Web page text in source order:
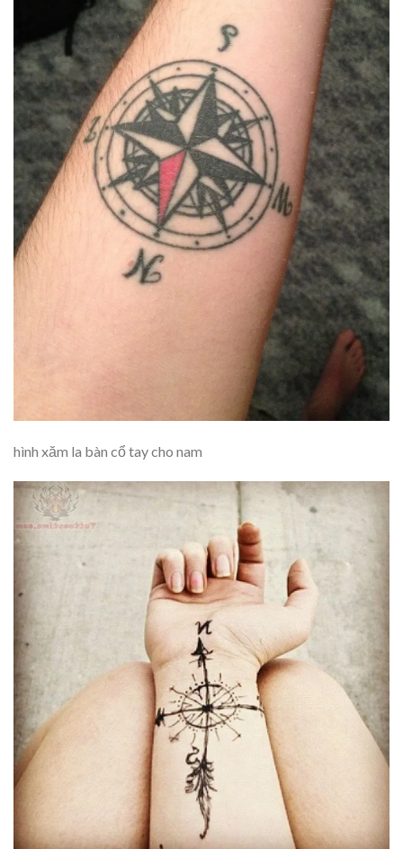
hình xăm la bàn cổ tay cho nam